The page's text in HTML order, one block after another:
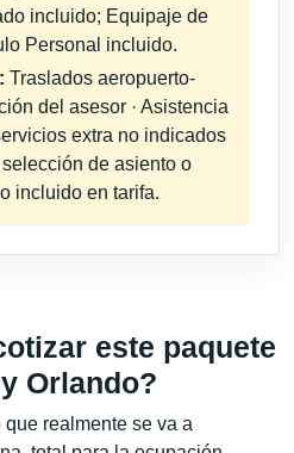
incluido; Equipaje de
Personal incluido.
Traslados aeropuerto-
del asesor · Asistencia
extra no indicados
de asiento o
incluido en tarifa.
este paquete
Orlando?
realmente se va a